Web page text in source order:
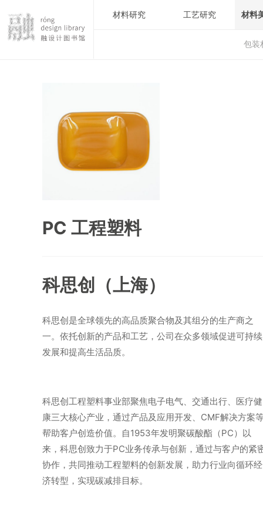
材料研究 工艺研究 材料
包装
PC 工程塑料
科思创（上海）
科思创是全球领先的高品质聚合物及其组分的生产商之
一。依托创新的产品和工艺，公司在众多领域促进可持续
发展和提高生活品质。
科思创工程塑料事业部聚焦电子电气、交通出行、医疗健
康三大核心产业，通过产品及应用开发、CMF解决方案
帮助客户创造价值。自1953年发明聚碳酸酯（PC）以
来，科思创致力于PC业务传承与创新，通过与客户的紧
协作，共同推动工程塑料的创新发展，助力行业向循环经
济转型，实现碳减排目标。